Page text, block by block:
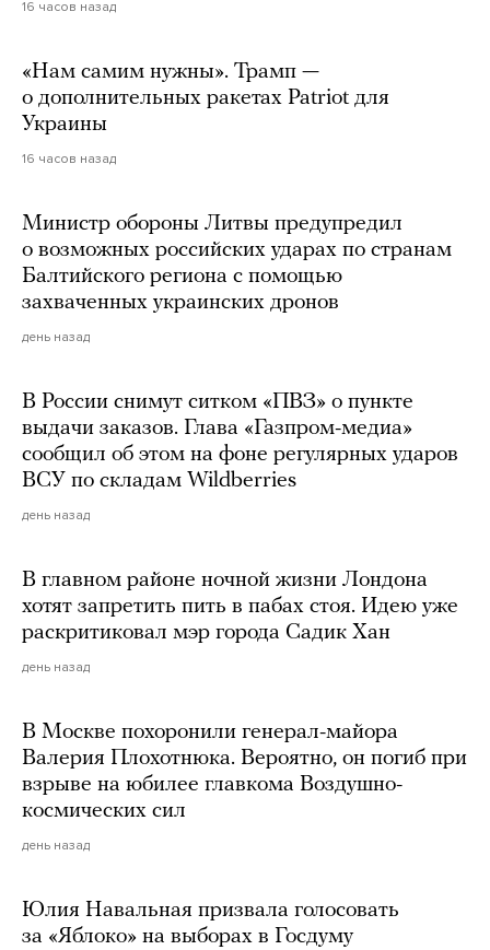
16 часов назад
«Нам самим нужны». Трамп —
о дополнительных ракетах Patriot для
Украины
16 часов назад
Министр обороны Литвы предупредил
о возможных российских ударах по странам
Балтийского региона с помощью
захваченных украинских дронов
день назад
В России снимут ситком «ПВЗ» о пункте
выдачи заказов. Глава «Газпром-медиа»
сообщил об этом на фоне регулярных ударов
ВСУ по складам Wildberries
день назад
В главном районе ночной жизни Лондона
хотят запретить пить в пабах стоя. Идею уже
раскритиковал мэр города Садик Хан
день назад
В Москве похоронили генерал-майора
Валерия Плохотнюка. Вероятно, он погиб при
взрыве на юбилее главкома Воздушно-
космических сил
день назад
Юлия Навальная призвала голосовать
за «Яблоко» на выборах в Госдуму